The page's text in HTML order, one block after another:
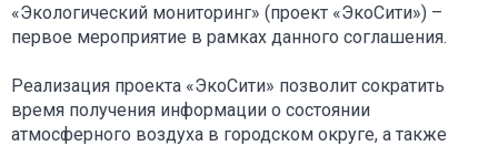
«Экологический мониторинг» (проект «ЭкоСити») –
первое мероприятие в рамках данного соглашения.
Реализация проекта «ЭкоСити» позволит сократить
время получения информации о состоянии
атмосферного воздуха в городском округе, а также